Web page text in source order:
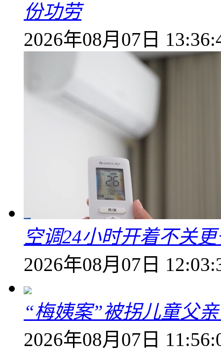
份功劳
2026年08月07日
空调24小时开着不关
2026年08月07日
“梅姨案”被拐儿童父
2026年08月07日